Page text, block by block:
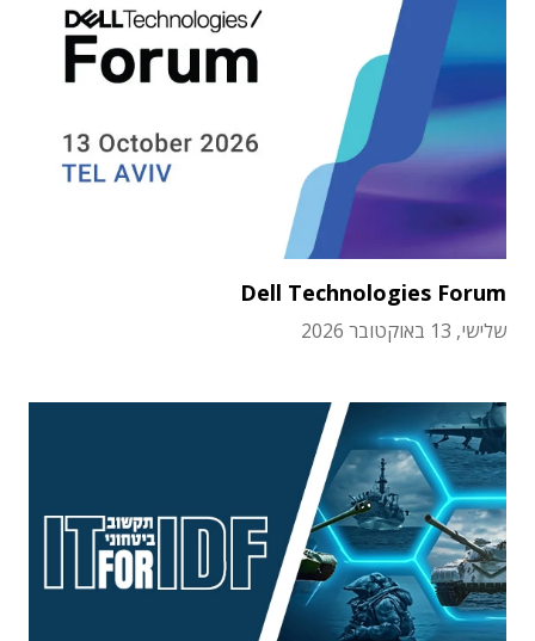
Dell Technologies Forum
שלישי, 13 באוקטובר 2026